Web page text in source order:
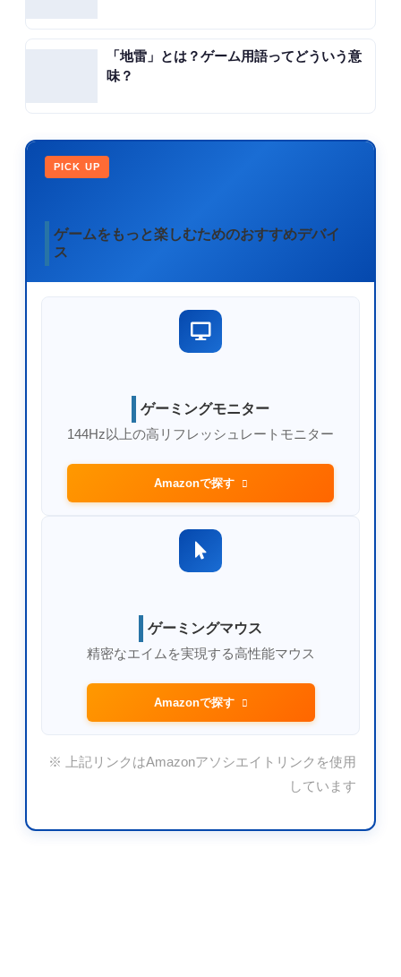
「地雷」とは？ゲーム用語ってどういう意
味？
PICK UP
ゲームをもっと楽しむためのおすすめデバイ
ス
ゲーミングモニター
144Hz以上の高リフレッシュレートモニター
Amazonで探す
ゲーミングマウス
精密なエイムを実現する高性能マウス
Amazonで探す
※ 上記リンクはAmazonアソシエイトリンクを使用
しています